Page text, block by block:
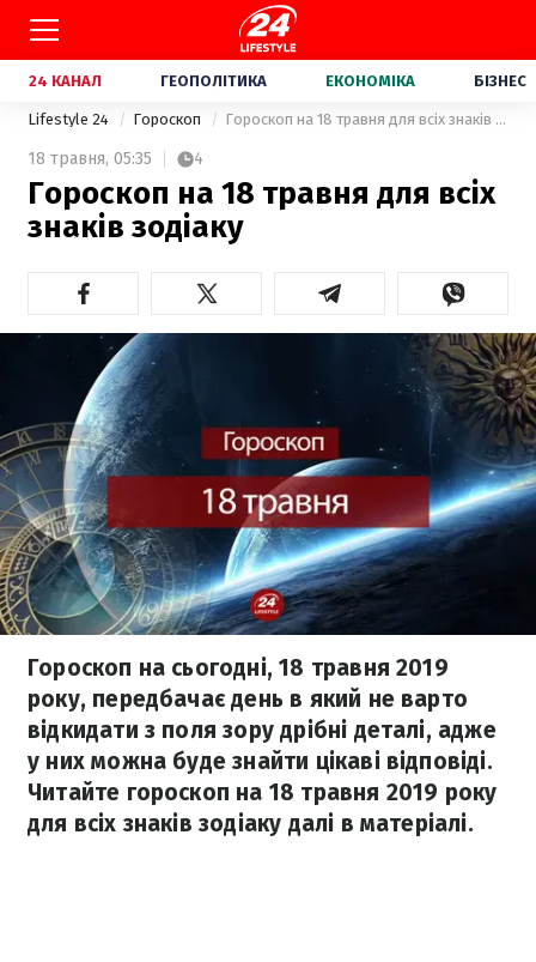
24 КАНАЛ ГЕОПОЛІТИКА ЕКОНОМІКА БІЗНЕС
Lifestyle 24 Гороскоп Гороскоп на 18 травня для всіх знаків зодіаку
18 травня, 05:35 4
Гороскоп на 18 травня для всіх
знаків зодіаку
Гороскоп на сьогодні, 18 травня 2019
року, передбачає день в який не варто
відкидати з поля зору дрібні деталі, адже
у них можна буде знайти цікаві відповіді.
Читайте гороскоп на 18 травня 2019 року
для всіх знаків зодіаку далі в матеріалі.